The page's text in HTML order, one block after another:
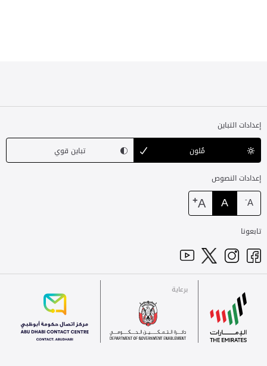
إعدادات التباين
مُلون
تباين قوي
إعدادات النصوص
A
-
A
A
+
تابعونا
الإمارات
برعاية
للاتصال